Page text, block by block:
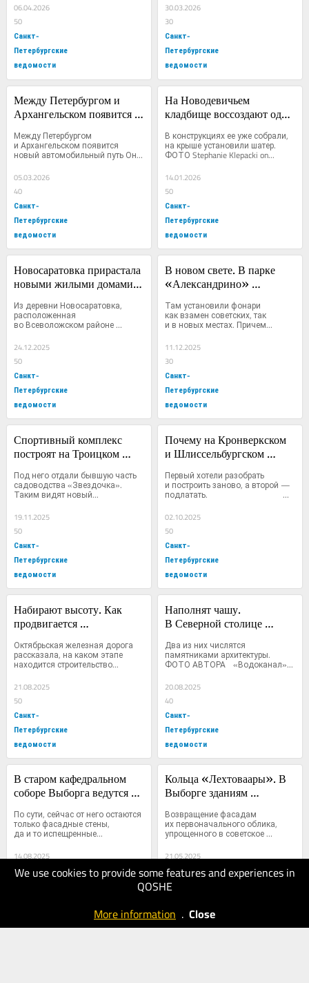
We use cookies to provide some features and experiences in
QOSHE
More information . Close
06.04.2026
50
Санкт-
Петербургские
ведомости
30.03.2026
30
Санкт-
Петербургские
ведомости
Между Петербургом и
Архангельском появится
путь
Между Петербургом
и Архангельском появится
новый автомобильный путь Он
05.03.2026
40
Санкт-
Петербургские
ведомости
На Новодевичьем
кладбище воссоздают один
Скорбященскую церковь
В конструкциях ее уже собрали,
на крыше установили шатер.
ФОТО Stephanie Klepacki on...
14.01.2026
50
Санкт-
Петербургские
ведомости
Новосаратовка прирастала
новыми жилыми домами
2025 года
Из деревни Новосаратовка,
расположенная
во Всеволожском районе
24.12.2025
50
Санкт-
Петербургские
ведомости
В новом свете. В парке
«Александрино»
освещения
Там установили фонари
как взамен советских, так
и в новых местах. Причем...
11.12.2025
30
Санкт-
Петербургские
ведомости
Спортивный комплекс
построят на Троицком
«Обухово»
Под него отдали бывшую часть
садоводства «Звездочка».
Таким видят новый...
19.11.2025
50
Санкт-
Петербургские
ведомости
Почему на Кронверкском
и Шлиссельбургском
ремонтные работы?
Первый хотели разобрать
и построить заново, а второй —
подлатать.
ФОТО...
02.10.2025
50
Санкт-
Петербургские
ведомости
Набирают высоту. Как
продвигается
станций ОЖД?
Октябрьская железная дорога
рассказала, на каком этапе
находится строительство...
21.08.2025
50
Санкт-
Петербургские
ведомости
Наполнят чашу.
В Северной столице
неработающих фонтана
Два из них числятся
памятниками архитектуры.
ФОТО АВТОРА 	 «Водоканал»...
20.08.2025
40
Санкт-
Петербургские
ведомости
В старом кафедральном
соборе Выборга ведутся
По сути, сейчас от него остаются
только фасадные стены,
да и то испещренные...
14.08.2025
40
Кольца «Лехтоваары». В
Выборге зданиям
первоначальный облик
Возвращение фасадам
их первоначального облика,
упрощенного в советское
время,...
21.05.2025
40
Санкт-
ведомости